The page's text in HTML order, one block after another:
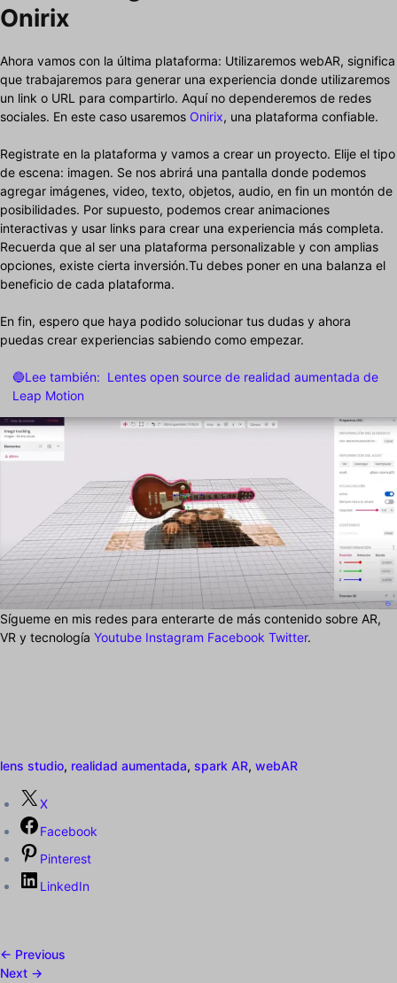
Onirix
Ahora vamos con la última plataforma: Utilizaremos webAR, significa
que trabajaremos para generar una experiencia donde utilizaremos
un link o URL para compartirlo. Aquí no dependeremos de redes
sociales. En este caso usaremos Onirix, una plataforma confiable.
Registrate en la plataforma y vamos a crear un proyecto. Elije el tipo
de escena: imagen. Se nos abrirá una pantalla donde podemos
agregar imágenes, video, texto, objetos, audio, en fin un montón de
posibilidades. Por supuesto, podemos crear animaciones
interactivas y usar links para crear una experiencia más completa.
Recuerda que al ser una plataforma personalizable y con amplias
opciones, existe cierta inversión.Tu debes poner en una balanza el
beneficio de cada plataforma.
En fin, espero que haya podido solucionar tus dudas y ahora
puedas crear experiencias sabiendo como empezar.
🔵Lee también: Lentes open source de realidad aumentada de
Leap Motion
Sígueme en mis redes para enterarte de más contenido sobre AR,
VR y tecnología Youtube Instagram Facebook Twitter.
lens studio, realidad aumentada, spark AR, webAR
X
Facebook
Pinterest
LinkedIn
← Previous
Next →